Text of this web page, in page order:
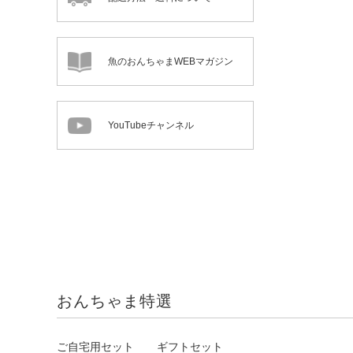
魚のおんちゃまWEBマガジン
YouTubeチャンネル
おんちゃま特選
ご自宅用セット ギフトセット